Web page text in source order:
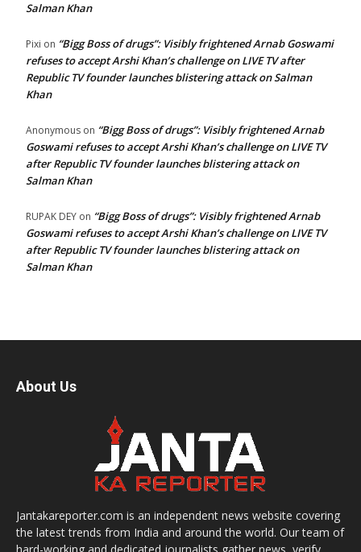
Salman Khan
Pixi on “Bigg Boss of drugs”: Visibly frightened Arnab Goswami
refuses to accept Arshi Khan’s challenge on LIVE TV after
Republic TV founder launches blistering attack on Salman
Khan
Anonymous on “Bigg Boss of drugs”: Visibly frightened Arnab
Goswami refuses to accept Arshi Khan’s challenge on LIVE TV
after Republic TV founder launches blistering attack on
Salman Khan
RUPAK DEY on “Bigg Boss of drugs”: Visibly frightened Arnab
Goswami refuses to accept Arshi Khan’s challenge on LIVE TV
after Republic TV founder launches blistering attack on
Salman Khan
About Us
Jantakareporter.com is an independent news website covering
the latest trends from India and around the world. Our team of